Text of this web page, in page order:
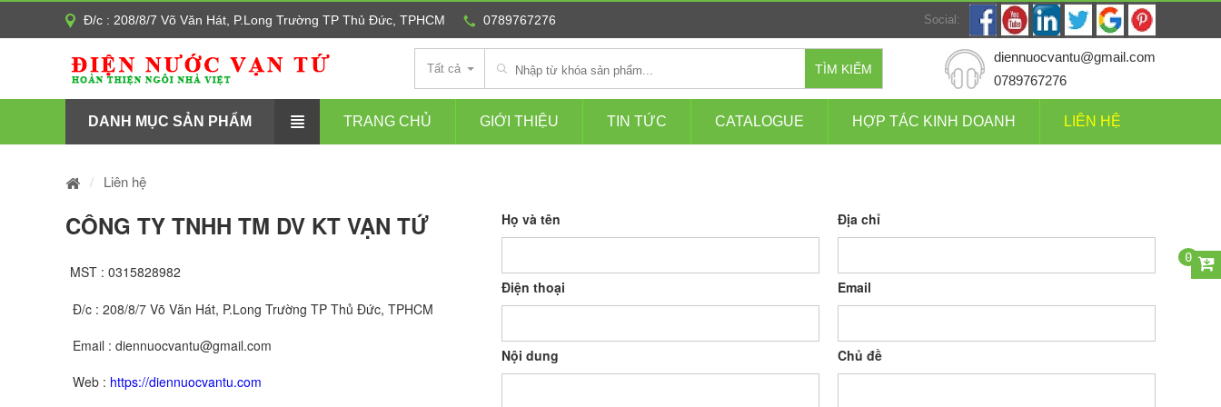
Đ/c : 208/8/7 Võ Văn Hát, P.Long Trường TP Thủ Đức, TPHCM 0789767276 Social:
TÌM KIẾM
Tất cả
diennuocvantu@gmail.com
0789767276
0
DANH MỤC SẢN PHẨM TRANG CHỦ GIỚI THIỆU TIN TỨC CATALOGUE HỢP TÁC KINH DOANH LIÊN HỆ
Liên hệ
CÔNG TY TNHH TM DV KT VẠN TỨ
MST : 0315828982
Đ/c : 208/8/7 Võ Văn Hát, P.Long Trường TP Thủ Đức, TPHCM
Email : diennuocvantu@gmail.com
Web : https://diennuocvantu.com
Họ và tên Địa chỉ
Điện thoại Email
Nội dung Chủ đề